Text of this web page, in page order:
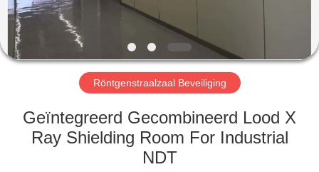
ONS
FABRIEKSREIS
KWALITEITSCONTROLE
CONTACTEER
Röntgenstraalzaal Beveiliging
Geïntegreerd Gecombineerd Lood X
Ray Shielding Room For Industrial
NDT